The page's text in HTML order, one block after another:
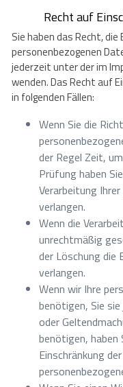
Recht auf
Sie haben das Recht,
personenbezogenen
jederzeit unter der im
wenden. Das Recht auf
in folgenden Fällen:
Wenn Sie die
der Regel Zeit,
Prüfung haben
Verarbeitung
verlangen.
Wenn die
unrechtmäßig
der Löschung die
verlangen.
Wenn wir Ihre
benötigen, Sie
oder
benötigen,
Einschränkung